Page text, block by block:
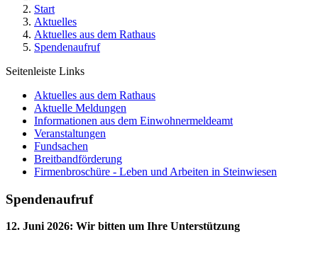
Start
Aktuelles
Aktuelles aus dem Rathaus
Spendenaufruf
Seitenleiste Links
Aktuelles aus dem Rathaus
Aktuelle Meldungen
Informationen aus dem Einwohnermeldeamt
Veranstaltungen
Fundsachen
Breitbandförderung
Firmenbroschüre - Leben und Arbeiten in Steinwiesen
Spendenaufruf
12. Juni 2026: Wir bitten um Ihre Unterstützung